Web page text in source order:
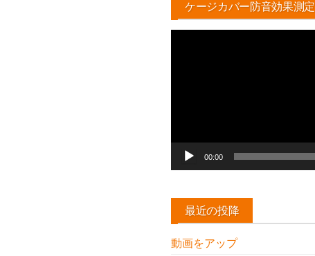
ケージカバー防音効果測定
00:00
最近の投降
動画をアップ